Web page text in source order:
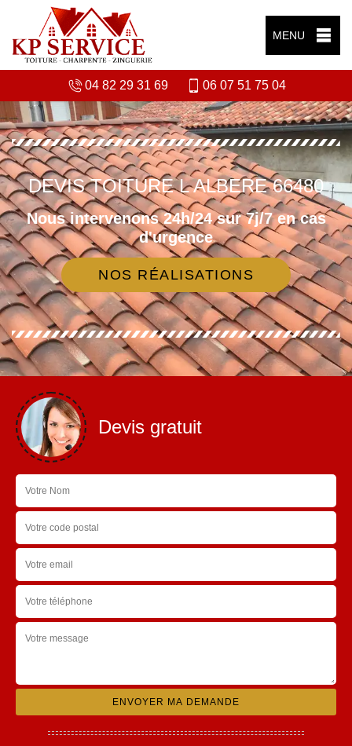
MENU
04 82 29 31 69 06 07 51 75 04
DEVIS TOITURE L ALBERE 66480
Nous intervenons 24h/24 sur 7j/7 en cas
d'urgence
NOS RÉALISATIONS
Devis gratuit